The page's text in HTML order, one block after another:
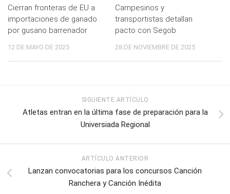
Cierran fronteras de EU a
importaciones de ganado
por gusano barrenador
12 DE MAYO DE 2025
Campesinos y
transportistas detallan
pacto con Segob
28 DE NOVIEMBRE DE 2025
SIGUIENTE ARTÍCULO
Atletas entran en la última fase de preparación para la
Universiada Regional
ARTÍCULO ANTERIOR
Lanzan convocatorias para los concursos Canción
Ranchera y Canción Inédita